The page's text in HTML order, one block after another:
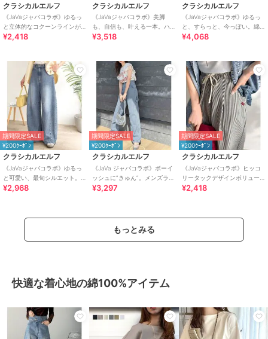
クラシカルエルフ
《JaVaジャバコラボ》ゆるっ
と立体的なコクーンラインが
魅力！ツータックイージー軽
¥2,418
クラシカルエルフ
《JaVaジャバコラボ》美脚
も、自信も、叶える一本。ハ
イウエストセミワイドデニム
¥3,518
クラシカルエルフ
《JaVaジャバコラボ》ゆるっ
と、すらっと、今っぽい。綿
100% ビッグポケットデニムイ
¥4,068
期間限定SALE
¥200ｸｰﾎﾟﾝ
クラシカルエルフ
《JaVaジャバコラボ》ゆるっ
と可愛い、最旬シルエット。
バレルレッグワイドカーブデ
¥2,968
期間限定SALE
¥200ｸｰﾎﾟﾝ
クラシカルエルフ
《JaVa ジャバコラボ》ボーイ
ッシュに”きゅん”。メンズライ
クペインターパンツ
¥3,297
期間限定SALE
¥200ｸｰﾎﾟﾝ
クラシカルエルフ
《JaVaジャバコラボ》ヒッコ
リータックデザインボリュー
ムパンツ(ストライプ＆無地)
¥2,418
もっとみる
快適な着心地の綿100%アイテム